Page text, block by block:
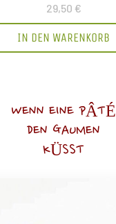
29,50 €
IN DEN WARENKORB
WENN EINE PÂTÉ
DEN GAUMEN
KÜSST